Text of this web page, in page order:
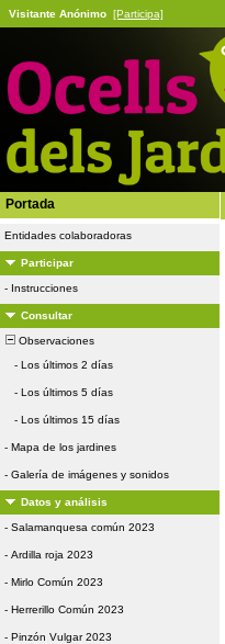
Visitante Anónimo [Participa]
Portada
Entidades colaboradoras
Participar
- Instrucciones
Consultar
Observaciones
- Los últimos 2 días
- Los últimos 5 días
- Los últimos 15 días
- Mapa de los jardines
- Galería de imágenes y sonidos
Datos y análisis
- Salamanquesa común 2023
- Ardilla roja 2023
- Mirlo Común 2023
- Herrerillo Común 2023
- Pinzón Vulgar 2023